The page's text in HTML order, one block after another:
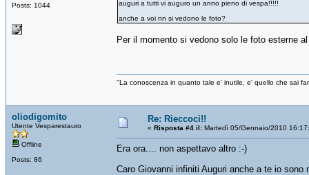
Posts: 1044
auguri a tutti vi auguro un anno pieno di vespa!!!!!
anche a voi nn si vedono le foto?
Per il momento si vedono solo le foto esterne
"La conoscenza in quanto tale e' inutile, e' quello che sai
oliodigomito
Utente Vesparestauro
Offline
Posts: 86
Re: Rieccoci!!
« Risposta #4 il: Martedì 05/Gennaio/2010
Era ora.... non aspettavo altro :-)
Caro Giovanni infiniti Auguri anche a te io